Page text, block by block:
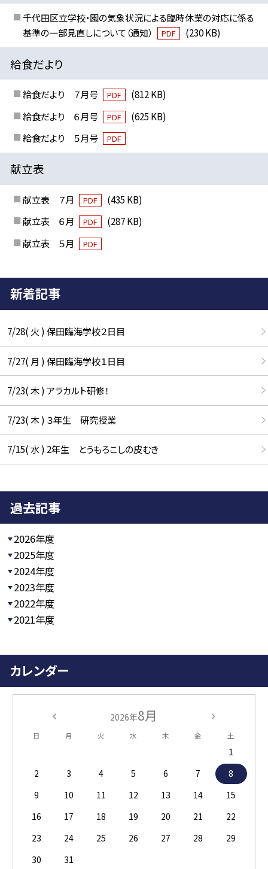
千代田区立学校・園の気象状況による臨時休業の対応に係る
基準の一部見直しについて（通知）
PDF (230 KB)
給食だより
給食だより ７月号 PDF
(812 KB)
給食だより ６月号
PDF
(625 KB)
給食だより ５月号
PDF
献立表
献立表 ７月 PDF
(435 KB)
献立表 ６月
PDF
(287 KB)
献立表 ５月
PDF
新着記事
7/28( 火 ) 保田臨海学校２日目
7/27( 月 ) 保田臨海学校１日目
7/23( 木 ) アラカルト研修！
7/23( 木 ) ３年生 研究授業
7/15( 水 ) 2年生 とうもろこしの皮むき
過去記事
2026年度
2025年度
2024年度
2023年度
2022年度
2021年度
カレンダー
2026年8月
日 月 火 水 木 金 土
1
2
3 4 5 6 7
8
9
10 11 12 13 14
15
16
17 18 19 20 21
22
23
24 25 26 27 28
29
30
31